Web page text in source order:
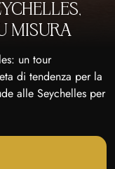
MISURA
un tour
di tendenza per la
alle Seychelles per